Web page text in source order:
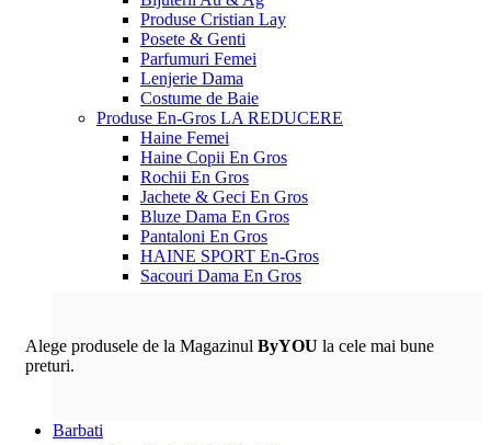
Produse Cristian Lay
Posete & Genti
Parfumuri Femei
Lenjerie Dama
Costume de Baie
Produse En-Gros LA REDUCERE
Haine Femei
Haine Copii En Gros
Rochii En Gros
Jachete & Geci En Gros
Bluze Dama En Gros
Pantaloni En Gros
HAINE SPORT En-Gros
Sacouri Dama En Gros
Alege produsele de la Magazinul ByYOU la cele mai bune
preturi.
Barbati